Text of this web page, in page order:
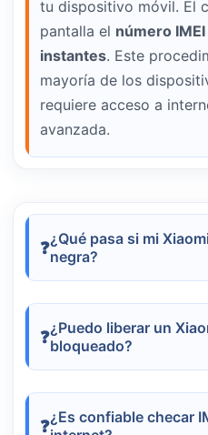
tu dispositivo móvil. El
pantalla el número
instantes. Este
mayoría de los
requiere acceso a
avanzada.
¿Qué pasa si mi
negra?
En ese caso, es
solución de
las que ofrece
¿Puedo liberar un
bloqueado?
IMEI bloqueado. Sin
métodos son seguros.
¿Es confiable checar